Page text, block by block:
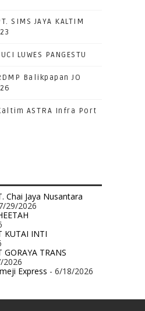
SIMS JAYA KALTIM
LUWES PANGESTU
Balikpapan JO
ASTRA Infra Port
Chai Jaya Nusantara
29/2026
KUTAI INTI
TRANS
Express - 6/18/2026